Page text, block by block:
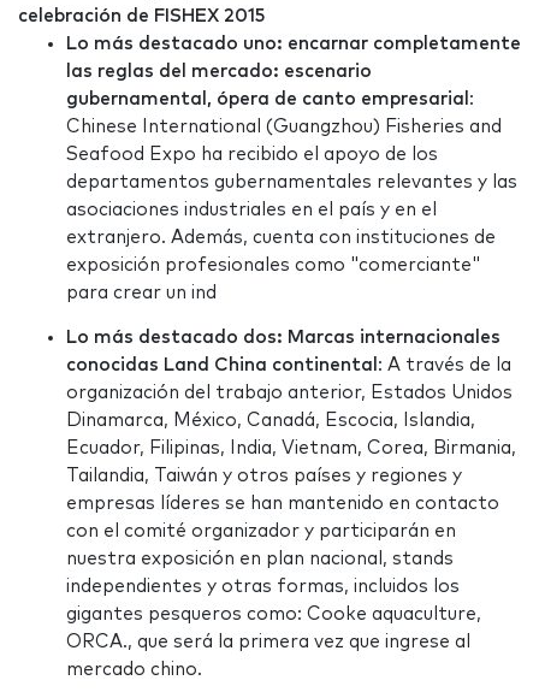
celebración de FISHEX 2015
Lo más destacado uno: encarnar completamente
las reglas del mercado: escenario
gubernamental, ópera de canto empresarial :
Chinese International (Guangzhou) Fisheries and
Seafood Expo ha recibido el apoyo de los
departamentos gubernamentales relevantes y las
asociaciones industriales en el país y en el
extranjero. Además, cuenta con instituciones de
exposición profesionales como "comerciante"
para crear un ind
Lo más destacado dos: Marcas internacionales
conocidas Land China continental : A través de la
organización del trabajo anterior, Estados Unidos
Dinamarca, México, Canadá, Escocia, Islandia,
Ecuador, Filipinas, India, Vietnam, Corea, Birmania,
Tailandia, Taiwán y otros países y regiones y
empresas líderes se han mantenido en contacto
con el comité organizador y participarán en
nuestra exposición en plan nacional, stands
independientes y otras formas, incluidos los
gigantes pesqueros como: Cooke aquaculture,
ORCA., que será la primera vez que ingrese al
mercado chino.